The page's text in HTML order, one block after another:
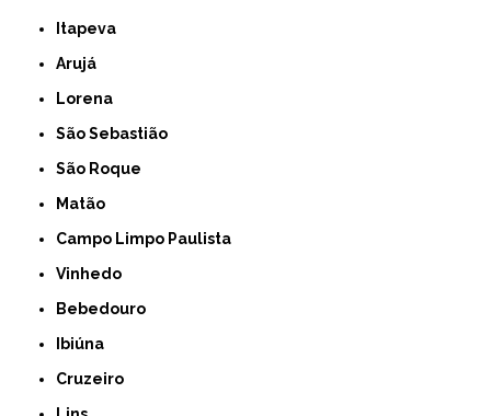
Itapeva
Arujá
Lorena
São Sebastião
São Roque
Matão
Campo Limpo Paulista
Vinhedo
Bebedouro
Ibiúna
Cruzeiro